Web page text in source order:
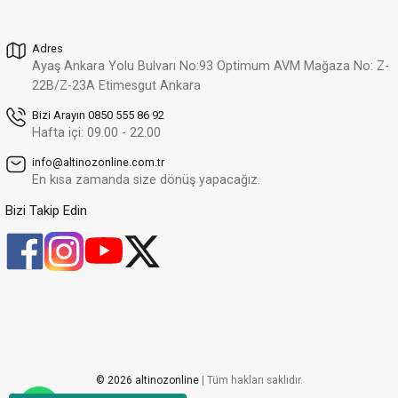
%32
Yeni
Zirkon Taşlı Modern Tasarım Çift Sıra Ayartlanabilir Yeşil Altın Yüzük
17.210,87 TL
Yeni
Modern Ve Zarif Tasarım Şık Yeşil Altın Yüzük
17.250,79 TL
%30
Altınöz Mücevherat
Zirkon Taşlı Modern Tasarım Şık Yeşil Altın Yüzük
20.647,66 TL
Adres
Ayaş Ankara Yolu Bulvarı No:93 Optimum AVM Mağaza No: Z-
22B/Z-23A Etimesgut Ankara
Bizi Arayın 0850 555 86 92
Hafta içi: 09.00 - 22.00
info@altinozonline.com.tr
En kısa zamanda size dönüş yapacağız.
Bizi Takip Edin
© 2026 altinozonline | Tüm hakları saklıdır.